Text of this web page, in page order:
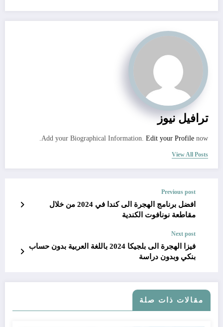
ترافيل نيوز
Add your Biographical Information. Edit your Profile now.
View All Posts
Previous post
افضل برنامج الهجرة الى كندا في 2024 من خلال
مقاطعة نونافوت الكندية
Next post
فيزا الهجرة الى بلجيكا 2024 باللغة العربية بدون حساب
بنكي وبدون دراسة
مقالات ذات صلة